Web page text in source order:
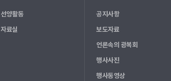
선양활동
자료실
공지사항
보도자료
언론속의 광복회
행사사진
행사동영상